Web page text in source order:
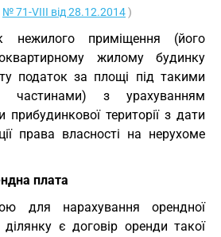
№ 71-VIII від 28.12.2014)
нежилого приміщення (його
жилому будинку
податок за площі під такими
частинами) з урахуванням
прибудинкової території з дати
права власності на нерухоме
плата
для нарахування орендної
є договір оренди такої